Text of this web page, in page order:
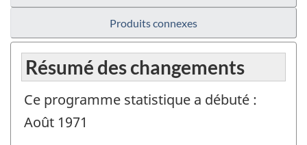
Produits connexes
Résumé des changements
Ce programme statistique a débuté :
Août 1971